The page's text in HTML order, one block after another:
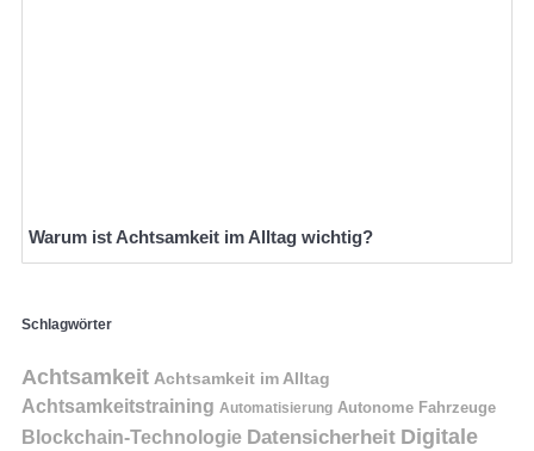
Warum ist Achtsamkeit im Alltag wichtig?
Schlagwörter
Achtsamkeit Achtsamkeit im Alltag
Achtsamkeitstraining Automatisierung Autonome Fahrzeuge
Blockchain-Technologie Datensicherheit Digitale